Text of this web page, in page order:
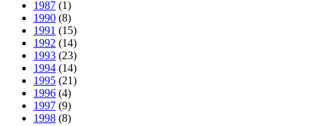
1987 (1)
1990 (8)
1991 (15)
1992 (14)
1993 (23)
1994 (14)
1995 (21)
1996 (4)
1997 (9)
1998 (8)